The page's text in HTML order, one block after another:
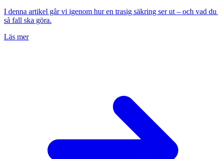
I denna artikel går vi igenom hur en trasig säkring ser ut – och vad
så fall ska göra.
Läs mer